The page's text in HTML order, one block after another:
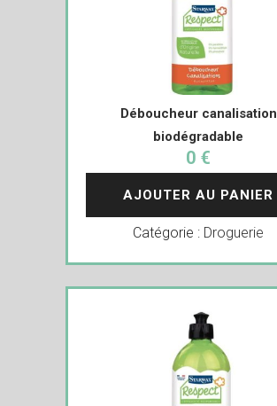
Déboucheur canalisation
biodégradable
0 €
AJOUTER AU PANIER
Catégorie : Droguerie